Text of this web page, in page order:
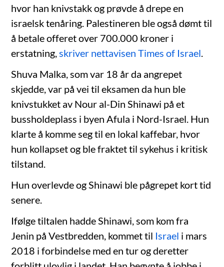
hvor han knivstakk og prøvde å drepe en
israelsk tenåring. Palestineren ble også dømt til
å betale offeret over 700.000 kroner i
erstatning,skriver nettavisen Times of Israel.
Shuva Malka, som var 18 år da angrepet
skjedde, var på vei til eksamen da hun ble
knivstukket av Nour al-Din Shinawi på et
bussholdeplass i byen Afula i Nord-Israel. Hun
klarte å komme seg til en lokal kaffebar, hvor
hun kollapset og ble fraktet til sykehus i kritisk
tilstand.
Hun overlevde og Shinawi ble pågrepet kort tid
senere.
Ifølge tiltalen hadde Shinawi, som kom fra
Jenin på Vestbredden, kommet til Israel i mars
2018 i forbindelse med en tur og deretter